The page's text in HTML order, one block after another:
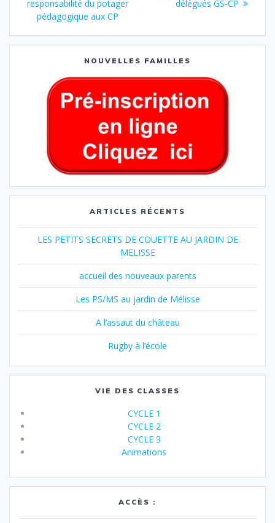
responsabilité du potager
pédagogique aux CP
délégués GS-CP
NOUVELLES FAMILLES
ARTICLES RÉCENTS
LES PETITS SECRETS DE COUETTE AU JARDIN DE
MELISSE
accueil des nouveaux parents
Les PS/MS au jardin de Mélisse
A l’assaut du château
Rugby à l’école
VIE DES CLASSES
CYCLE 1
CYCLE 2
CYCLE 3
Animations
ACCÈS :